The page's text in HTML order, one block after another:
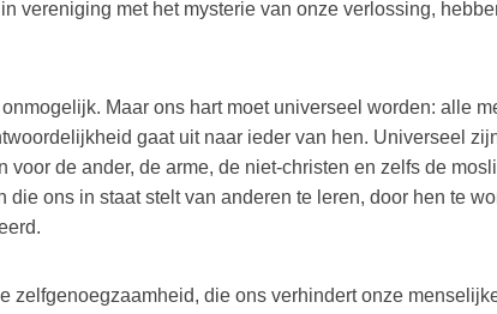
vereniging met het mysterie van onze verlossing,
Maar ons hart moet universeel worden: alle
gaat uit naar ieder van hen. Universeel
voor de ander, de arme, de niet-christen en zelfs de
die ons in staat stelt van anderen te leren, door hen te
zelfgenoegzaamheid, die ons verhindert onze